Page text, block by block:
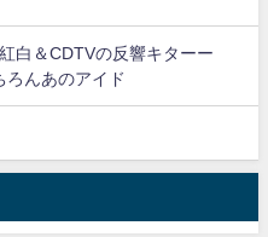
白＆CDTVの反響キターー
ろんあのアイド